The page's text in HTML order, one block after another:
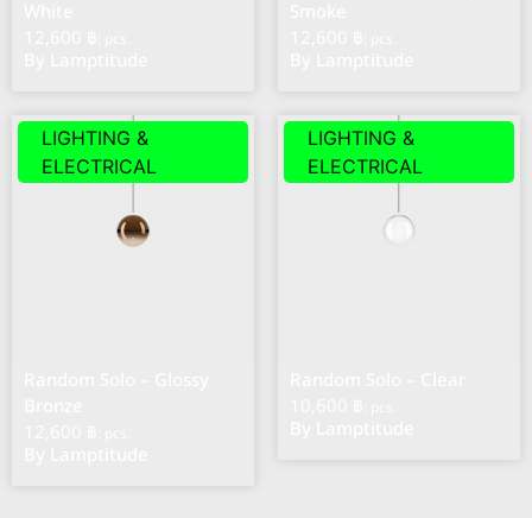
LIGHTING &
ELECTRICAL
LIGHTING &
ELECTRICAL